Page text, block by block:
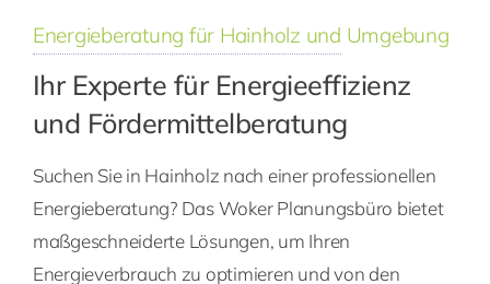
Energieberatung für Hainholz und Umgebung
Ihr Experte für Energieeffizienz
und Fördermittelberatung
Suchen Sie in Hainholz nach einer professionellen
Energieberatung? Das Woker Planungsbüro bietet
maßgeschneiderte Lösungen, um Ihren
Energieverbrauch zu optimieren und von den